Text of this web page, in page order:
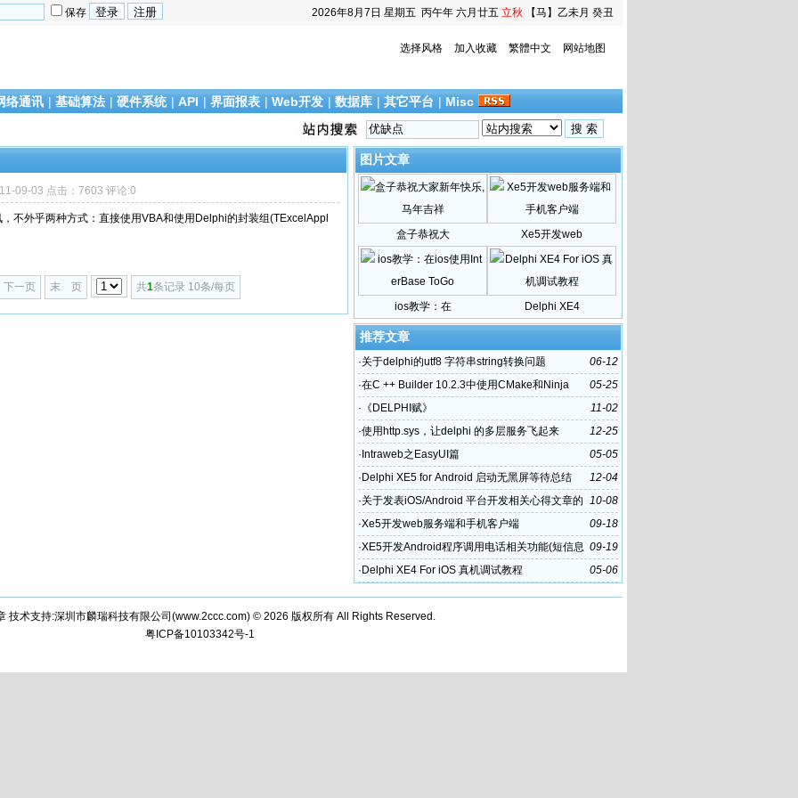
2026年8月7日 星期五 丙午年 六月廿五 立秋
【马】乙未月 癸丑
保存
选择风格 加入收藏 繁體中文 网站地图
络通讯 | 基础算法 | 硬件系统 | API | 界面报表 | Web开发 | 数据库 | 其它平台 | Misc
09-03 点击：7603 评论:0
不外乎两种方式：直接使用VBA和使用Delphi的封装组(TExcelAppl
下一页 末 页 共1条记录 10条/每页
图片文章
盒子恭祝大 Xe5开发web
ios教学：在 Delphi XE4
推荐文章
06-12
·关于delphi的utf8 字符串string转换问题
05-25
·在C ++ Builder 10.2.3中使用CMake和Ninja
11-02
· 《DELPHI赋》
12-25
·使用http.sys，让delphi 的多层服务飞起来
05-05
· Intraweb之EasyUI篇
12-04
· Delphi XE5 for Android 启动无黑屏等待总结
10-08
·关于发表iOS/Android 平台开发相关心得文章的
奖励政策
09-18
·Xe5开发web服务端和手机客户端
09-19
·XE5开发Android程序调用电话相关功能(短信息
和电话)
05-06
· Delphi XE4 For iOS 真机调试教程
技术支持:深圳市麟瑞科技有限公司(www.2ccc.com) © 2026 版权所有 All Rights Reserved.
粤ICP备10103342号-1